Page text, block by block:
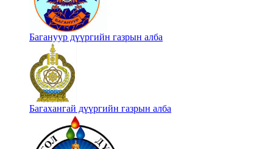
Багануур дүүргийн газрын алба
Багахангай дүүргийн газрын алба